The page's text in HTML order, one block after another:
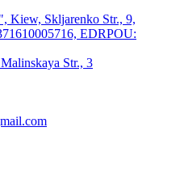
Kiew, Skljarenko Str., 9,
EDRPOU:
Str., 3